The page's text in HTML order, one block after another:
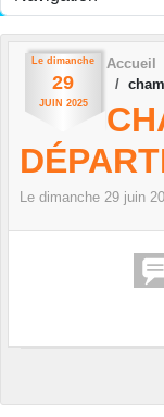
Le dimanche
29
JUIN 2025
Accueil
Le dimanche 29 juin